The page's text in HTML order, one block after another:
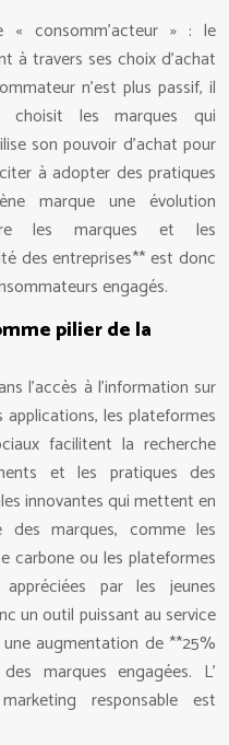
consomm’acteur » : le
à travers ses choix d’achat
n’est plus passif, il
choisit les marques qui
son pouvoir d’achat pour
à adopter des pratiques
marque une évolution
les marques et les
des entreprises** est donc
engagés.
pilier de la
l’accès à l’information sur
les plateformes
facilitent la recherche
et les pratiques des
innovantes qui mettent en
des marques, comme les
carbone ou les plateformes
par les jeunes
un outil puissant au service
augmentation de **25%
marques engagées. L’
responsable est